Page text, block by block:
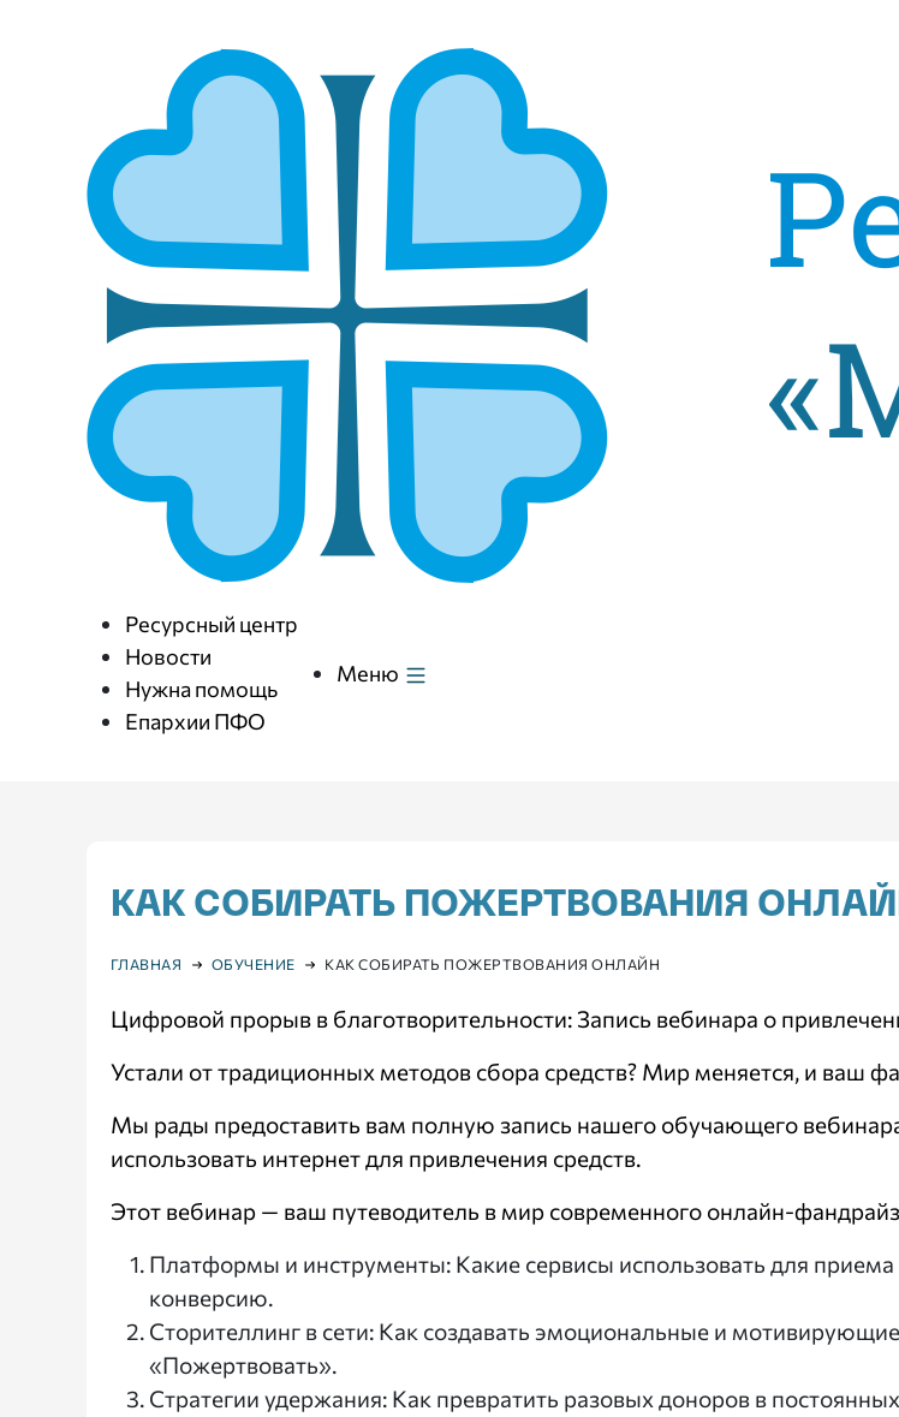
Ресурсный центр
Новости
Нужна помощь
Епархии ПФО
Меню
КАК СОБИРАТЬ ПОЖЕРТВОВАНИЯ
ГЛАВНАЯ ОБУЧЕНИЕ КАК СОБИРАТЬ ПОЖЕРТВОВАНИЯ ОНЛАЙН
Цифровой прорыв в благотворительности: Запись вебинара о
Устали от традиционных методов сбора средств? Мир меняется, и ваш
Мы рады предоставить вам полную запись нашего обучающего
использовать интернет для привлечения средств.
Этот вебинар — ваш путеводитель в мир современного онлайн-
Платформы и инструменты: Какие сервисы использовать для
конверсию.
Сторителлинг в сети: Как создавать эмоциональные и
«Пожертвовать».
Стратегии удержания: Как превратить разовых доноров в